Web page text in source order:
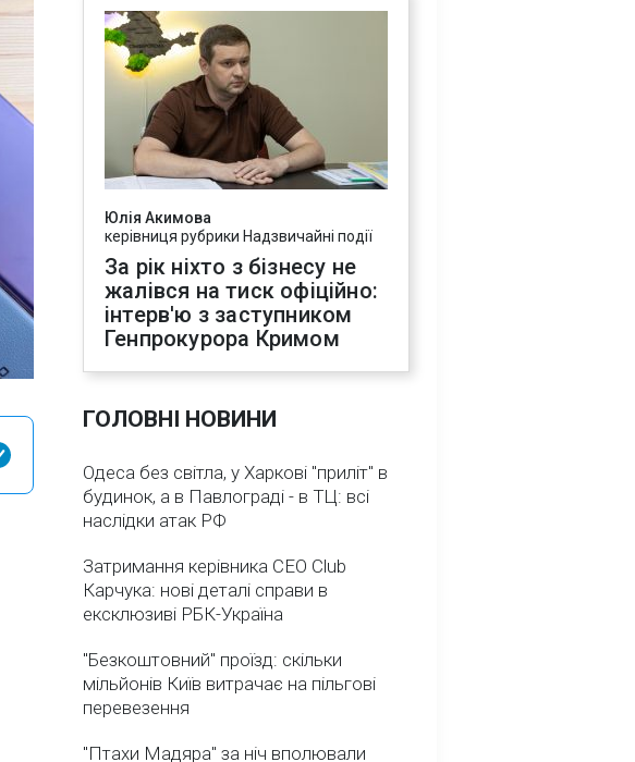
Юлія Акимова
керівниця рубрики Надзвичайні події
За рік ніхто з бізнесу не
жалівся на тиск офіційно:
інтерв'ю з заступником
Генпрокурора Кримом
ГОЛОВНІ НОВИНИ
Одеса без світла, у Харкові "приліт" в
будинок, а в Павлограді - в ТЦ: всі
наслідки атак РФ
Затримання керівника CEO Club
Карчука: нові деталі справи в
ексклюзиві РБК-Україна
"Безкоштовний" проїзд: скільки
мільйонів Київ витрачає на пільгові
перевезення
"Птахи Мадяра" за ніч вполювали